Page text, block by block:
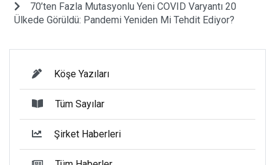
70’ten Fazla Mutasyonlu Yeni COVID Varyantı 20
Ülkede Görüldü: Pandemi Yeniden Mi Tehdit Ediyor?
Köşe Yazıları
Tüm Sayılar
Şirket Haberleri